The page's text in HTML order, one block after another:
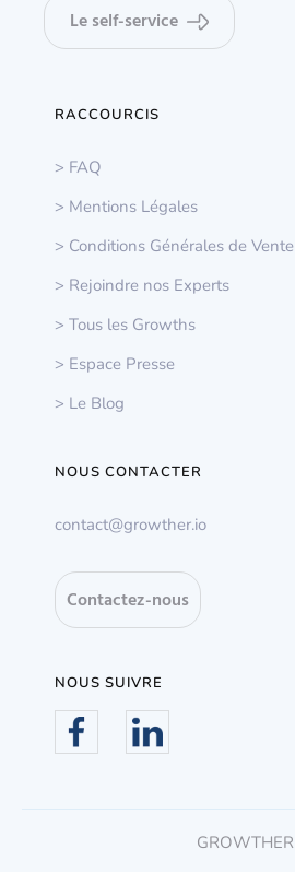
Le self-service
RACCOURCIS
> FAQ
> Mentions Légales
> Conditions Générales de Vente
> Rejoindre nos Experts
> Tous les Growths
> Espace Presse
> Le Blog
NOUS CONTACTER
contact@growther.io
Contactez-nous
NOUS SUIVRE
GROWTHER